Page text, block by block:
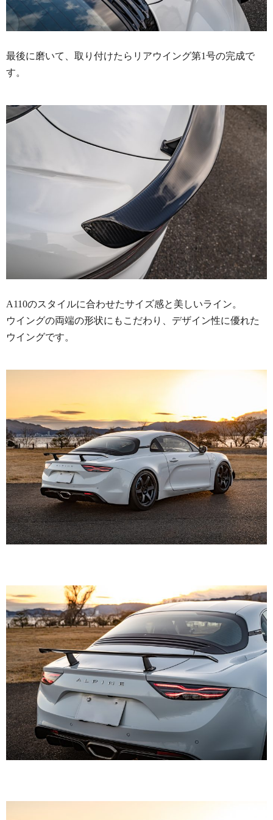
最後に磨いて、取り付けたらリアウイング第1号の完成で
す。
A110のスタイルに合わせたサイズ感と美しいライン。
ウイングの両端の形状にもこだわり、デザイン性に優れた
ウイングです。